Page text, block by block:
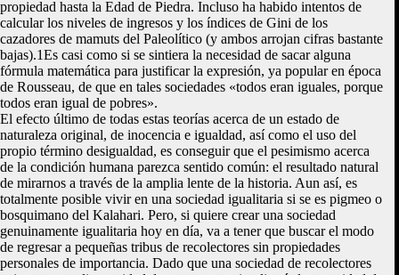
propiedad hasta la Edad de Piedra. Incluso ha habido intentos de
calcular los niveles de ingresos y los índices de Gini de los
cazadores de mamuts del Paleolítico (y ambos arrojan cifras bastante
bajas).1Es casi como si se sintiera la necesidad de sacar alguna
fórmula matemática para justificar la expresión, ya popular en época
de Rousseau, de que en tales sociedades «todos eran iguales, porque
todos eran igual de pobres».
El efecto último de todas estas teorías acerca de un estado de
naturaleza original, de inocencia e igualdad, así como el uso del
propio término desigualdad, es conseguir que el pesimismo acerca
de la condición humana parezca sentido común: el resultado natural
de mirarnos a través de la amplia lente de la historia. Aun así, es
totalmente posible vivir en una sociedad igualitaria si se es pigmeo o
bosquimano del Kalahari. Pero, si quiere crear una sociedad
genuinamente igualitaria hoy en día, va a tener que buscar el modo
de regresar a pequeñas tribus de recolectores sin propiedades
personales de importancia. Dado que una sociedad de recolectores